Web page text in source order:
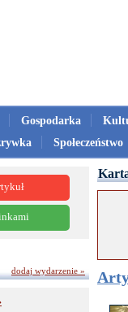
Gospodarka
Społeczeństwo
dodaj wydarzenie »